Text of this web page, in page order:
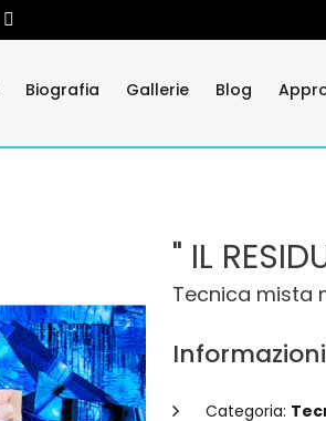
Biografia Gallerie Blog
" IL
Tecnica mista
Categoria: